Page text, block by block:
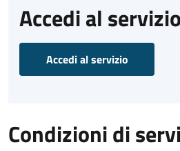
Accedi al servizio
Accedi al servizio
Condizioni di